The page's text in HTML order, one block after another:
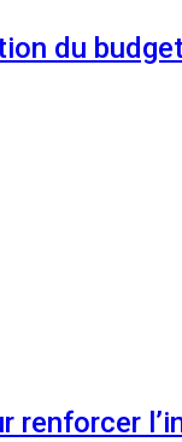
du
renforcer